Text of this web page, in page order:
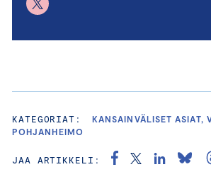
KATEGORIAT:
KANSAINVÄLISET ASIAT,
POHJANHEIMO
JAA ARTIKKELI: